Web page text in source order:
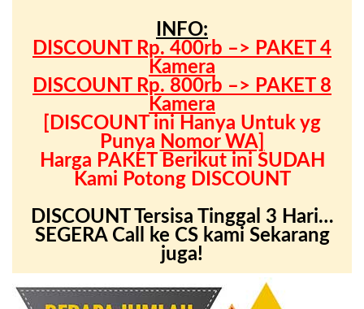
INFO:
DISCOUNT Rp. 400rb –> PAKET 4
Kamera
DISCOUNT Rp. 800rb –> PAKET 8
Kamera
[DISCOUNT ini Hanya Untuk yg
Punya Nomor WA]
Harga PAKET Berikut ini SUDAH
Kami Potong DISCOUNT
DISCOUNT Tersisa Tinggal 3 Hari…
SEGERA Call ke CS kami Sekarang
juga!